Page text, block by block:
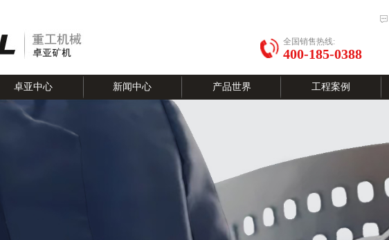
全国销售热线:
400-185-0388
卓亚中心 新闻中心 产品世界 工程案例